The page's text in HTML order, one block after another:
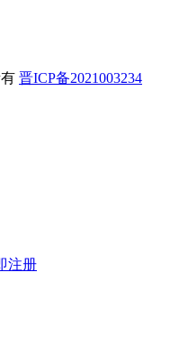
晋ICP备2021003234
注册